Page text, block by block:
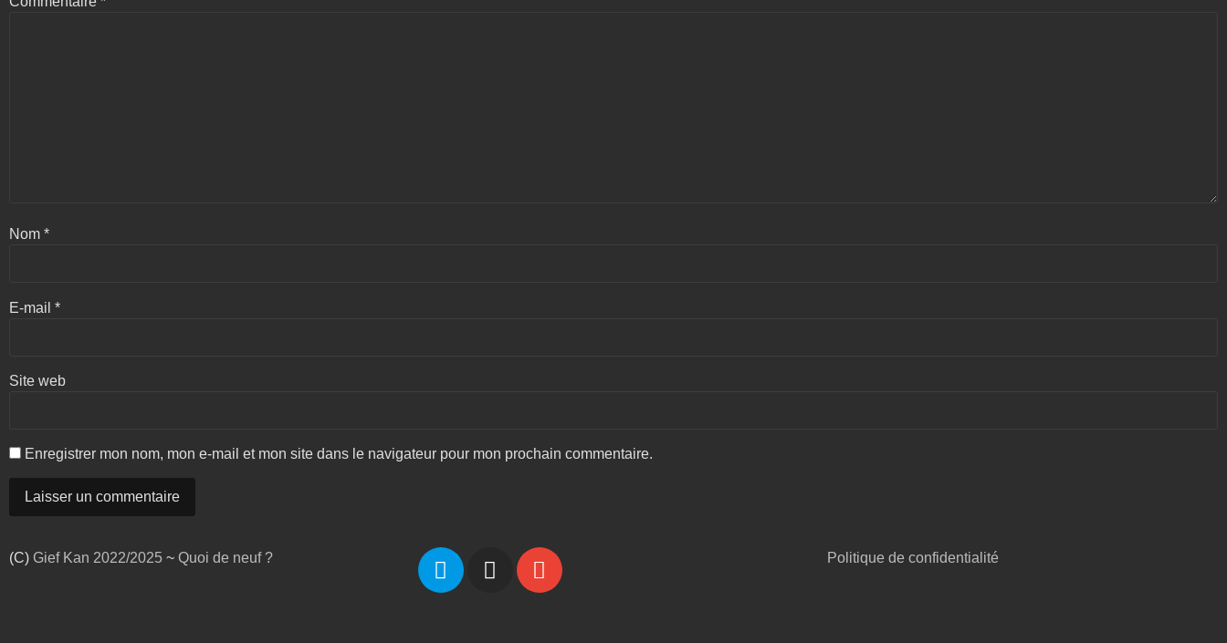
Nom *
E-mail *
Site web
Enregistrer mon nom, mon e-mail et mon site dans le navigateur pour mon prochain commentaire.
(C) Gief Kan 2022/2025 ~ Quoi de neuf ? Politique de confidentialité